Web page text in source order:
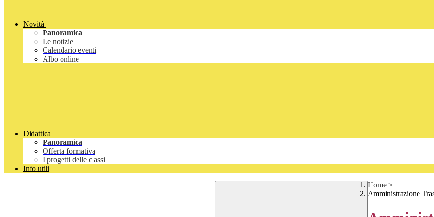
Novità
Panoramica
Le notizie
Calendario eventi
Albo online
Didattica
Panoramica
Offerta formativa
I progetti delle classi
Info utili
Home >
Amministrazione